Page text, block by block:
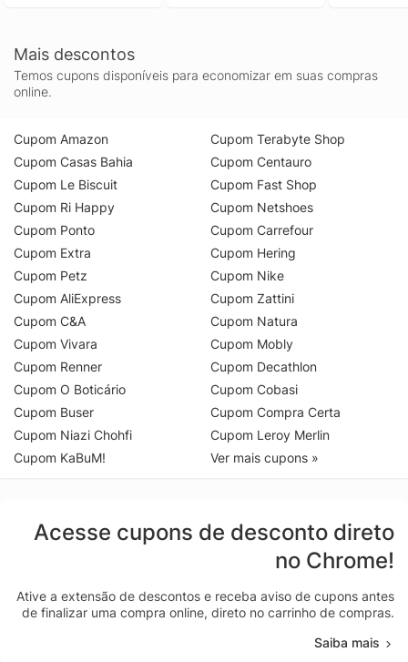
Mais descontos
Temos cupons disponíveis para economizar em suas compras
online.
Cupom Amazon
Cupom Casas Bahia
Cupom Le Biscuit
Cupom Ri Happy
Cupom Ponto
Cupom Extra
Cupom Petz
Cupom AliExpress
Cupom C&A
Cupom Vivara
Cupom Renner
Cupom O Boticário
Cupom Buser
Cupom Niazi Chohfi
Cupom KaBuM!
Cupom Terabyte Shop
Cupom Centauro
Cupom Fast Shop
Cupom Netshoes
Cupom Carrefour
Cupom Hering
Cupom Nike
Cupom Zattini
Cupom Natura
Cupom Mobly
Cupom Decathlon
Cupom Cobasi
Cupom Compra Certa
Cupom Leroy Merlin
Ver mais cupons »
Acesse cupons de desconto direto
no Chrome!
Ative a extensão de descontos e receba aviso de cupons antes
de finalizar uma compra online, direto no carrinho de compras.
Saiba mais